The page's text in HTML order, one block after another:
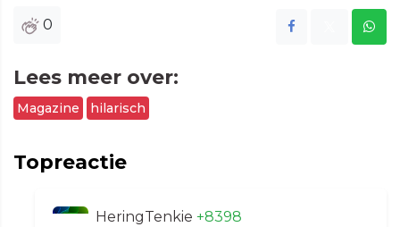
0
Lees meer over:
Magazine hilarisch
Topreactie
HeringTenkie +8398